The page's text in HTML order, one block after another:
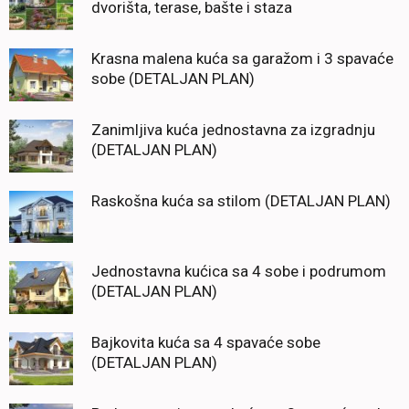
dvorišta, terase, bašte i staza
Krasna malena kuća sa garažom i 3 spavaće
sobe (DETALJAN PLAN)
Zanimljiva kuća jednostavna za izgradnju
(DETALJAN PLAN)
Raskošna kuća sa stilom (DETALJAN PLAN)
Jednostavna kućica sa 4 sobe i podrumom
(DETALJAN PLAN)
Bajkovita kuća sa 4 spavaće sobe
(DETALJAN PLAN)